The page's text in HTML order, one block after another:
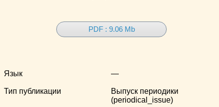
PDF : 9.06 Mb
Язык —
Тип публикации
Выпуск периодики
(periodical_issue)